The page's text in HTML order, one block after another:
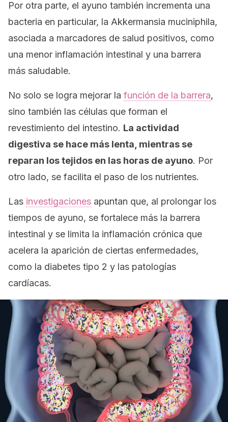
Por otra parte, el ayuno también incrementa una
bacteria en particular, la Akkermansia muciniphila,
asociada a marcadores de salud positivos, como
una menor inflamación intestinal y una barrera
más saludable.
No solo se logra mejorar la función de la barrera,
sino también las células que forman el
revestimiento del intestino. La actividad
digestiva se hace más lenta, mientras se
reparan los tejidos en las horas de ayuno. Por
otro lado, se facilita el paso de los nutrientes.
Las investigaciones apuntan que, al prolongar los
tiempos de ayuno, se fortalece más la barrera
intestinal y se limita la inflamación crónica que
acelera la aparición de ciertas enfermedades,
como la diabetes tipo 2 y las patologías
cardíacas.